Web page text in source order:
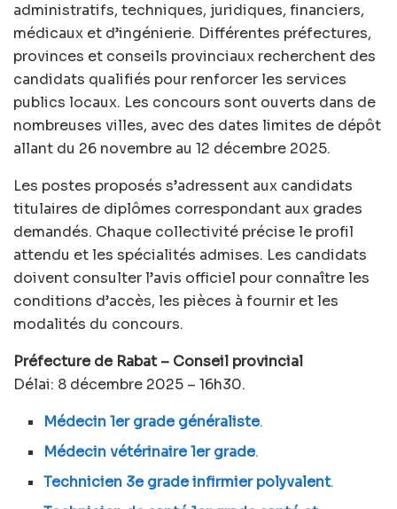
administratifs, techniques, juridiques, financiers,
médicaux et d’ingénierie. Différentes préfectures,
provinces et conseils provinciaux recherchent des
candidats qualifiés pour renforcer les services
publics locaux. Les concours sont ouverts dans de
nombreuses villes, avec des dates limites de dépôt
allant du 26 novembre au 12 décembre 2025.
Les postes proposés s’adressent aux candidats
titulaires de diplômes correspondant aux grades
demandés. Chaque collectivité précise le profil
attendu et les spécialités admises. Les candidats
doivent consulter l’avis officiel pour connaître les
conditions d’accès, les pièces à fournir et les
modalités du concours.
Préfecture de Rabat – Conseil provincial
Délai: 8 décembre 2025 – 16h30.
Médecin 1er grade généraliste.
Médecin vétérinaire 1er grade.
Technicien 3e grade infirmier polyvalent.